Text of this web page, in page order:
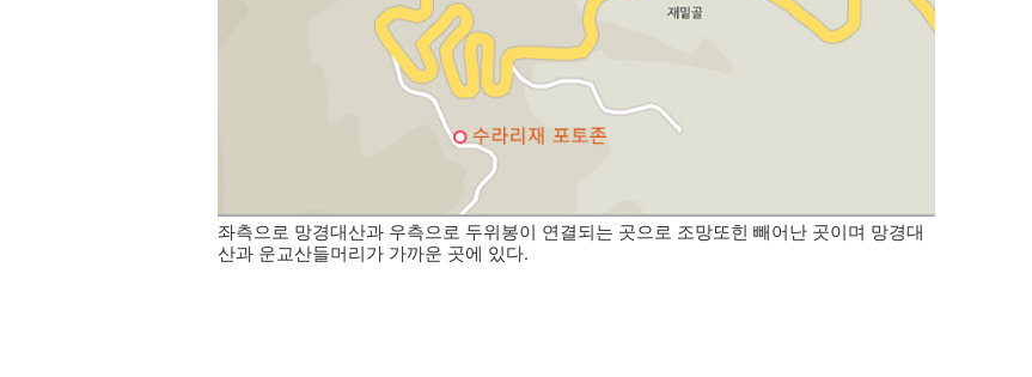
좌측으로 망경대산과 우측으로 두위봉이 연결되는 곳으로 조망또힌 빼어난 곳이며 망경대
산과 운교산들머리가 가까운 곳에 있다.